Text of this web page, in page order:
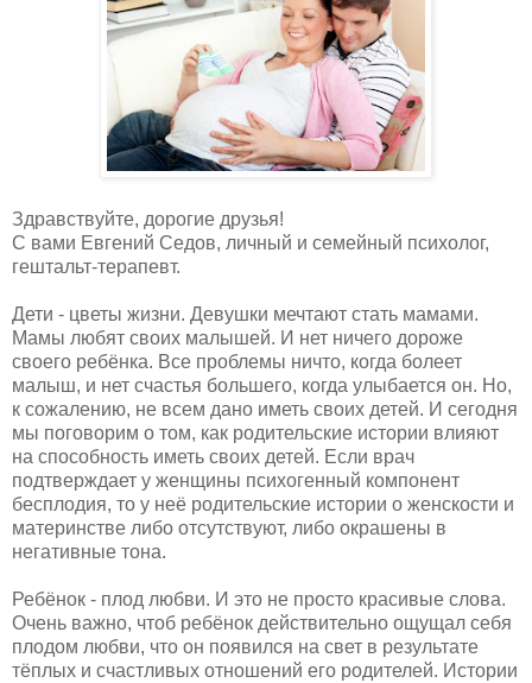
Здравствуйте, дорогие друзья!
С вами Евгений Седов, личный и семейный психолог,
гештальт-терапевт.
Дети - цветы жизни. Девушки мечтают стать мамами.
Мамы любят своих малышей. И нет ничего дороже
своего ребёнка. Все проблемы ничто, когда болеет
малыш, и нет счастья большего, когда улыбается он. Но,
к сожалению, не всем дано иметь своих детей. И сегодня
мы поговорим о том, как родительские истории влияют
на способность иметь своих детей. Если врач
подтверждает у женщины психогенный компонент
бесплодия, то у неё родительские истории о женскости и
материнстве либо отсутствуют, либо окрашены в
негативные тона.
Ребёнок - плод любви. И это не просто красивые слова.
Очень важно, чтоб ребёнок действительно ощущал себя
плодом любви, что он появился на свет в результате
тёплых и счастливых отношений его родителей. Истории